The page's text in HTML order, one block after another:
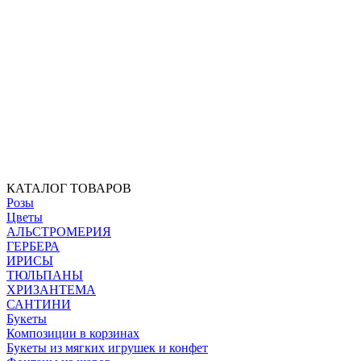
КАТАЛОГ ТОВАРОВ
Розы
Цветы
АЛЬСТРОМЕРИЯ
ГЕРБЕРА
ИРИСЫ
ТЮЛЬПАНЫ
ХРИЗАНТЕМА
САНТИНИ
Букеты
Композиции в корзинах
Букеты из мягких игрушек и конфет